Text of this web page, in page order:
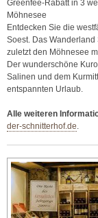
Greenfee-Rabatt in 3
Möhnesee
Entdecken Sie die
Soest. Das
zuletzt den Möhnesee
Der wunderschöne
Salinen und dem
entspannten Urlaub.
Alle weiteren
der-schnitterhof.de